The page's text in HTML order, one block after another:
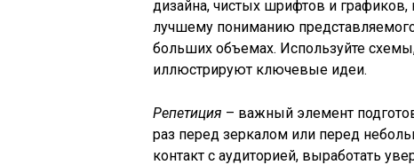
дизайна, чистых шрифтов и
лучшему пониманию
больших объемах. Используйте
иллюстрируют ключевые идеи.
Репетиция – важный элемент
раз перед зеркалом или перед
контакт с аудиторией, выработать